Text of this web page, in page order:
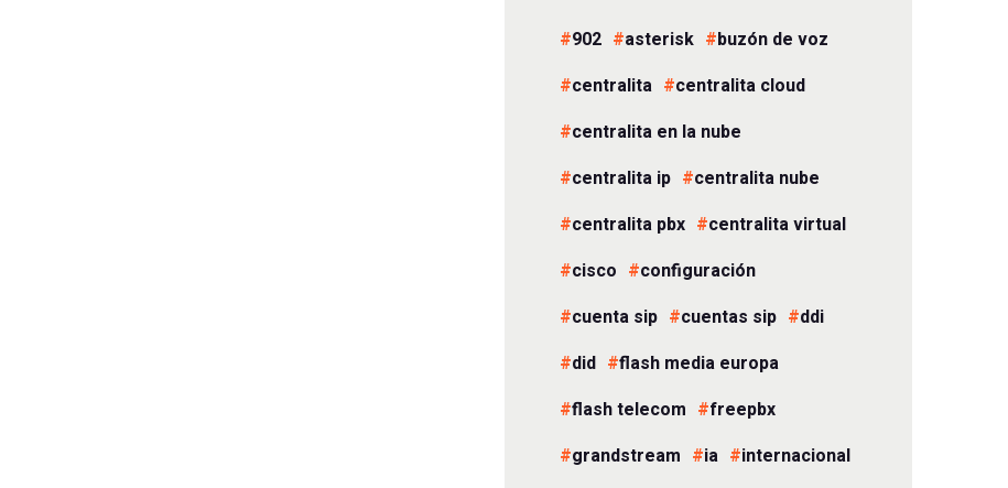
902 asterisk
buzón de voz
centralita
centralita cloud
centralita en la nube
centralita ip
centralita nube
centralita pbx
centralita virtual
cisco
configuración
cuenta sip
cuentas sip
ddi
did
flash media europa
flash telecom
freepbx
grandstream
ia
internacional